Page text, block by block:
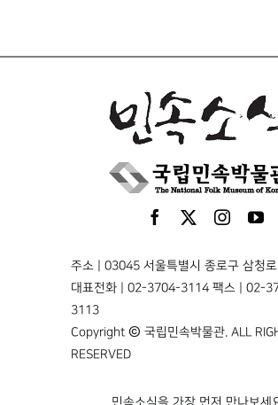
주소 | 03045 서울특별시 종로구 삼청
대표전화 | 02-3704-3114 팩스 | 02-
3113
Copyright © 국립민속박물관. ALL
RESERVED
민속소식을 가장 먼저 만나보세